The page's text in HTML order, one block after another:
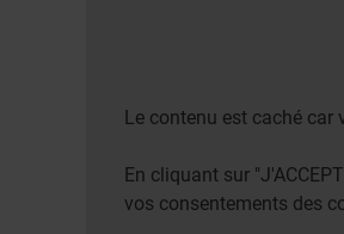
Le contenu est caché car
En cliquant sur
vos consentements des